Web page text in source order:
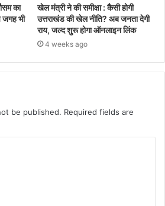
का
जगह भी
खेल मंत्री ने की समीक्षा : कैसी होगी
उत्तराखंड की खेल नीति? अब जनता देगी
राय, जल्द शुरू होगा ऑनलाइन लिंक
4 weeks ago
be published. Required fields are